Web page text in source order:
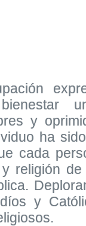
y
ha
cada
religión
y